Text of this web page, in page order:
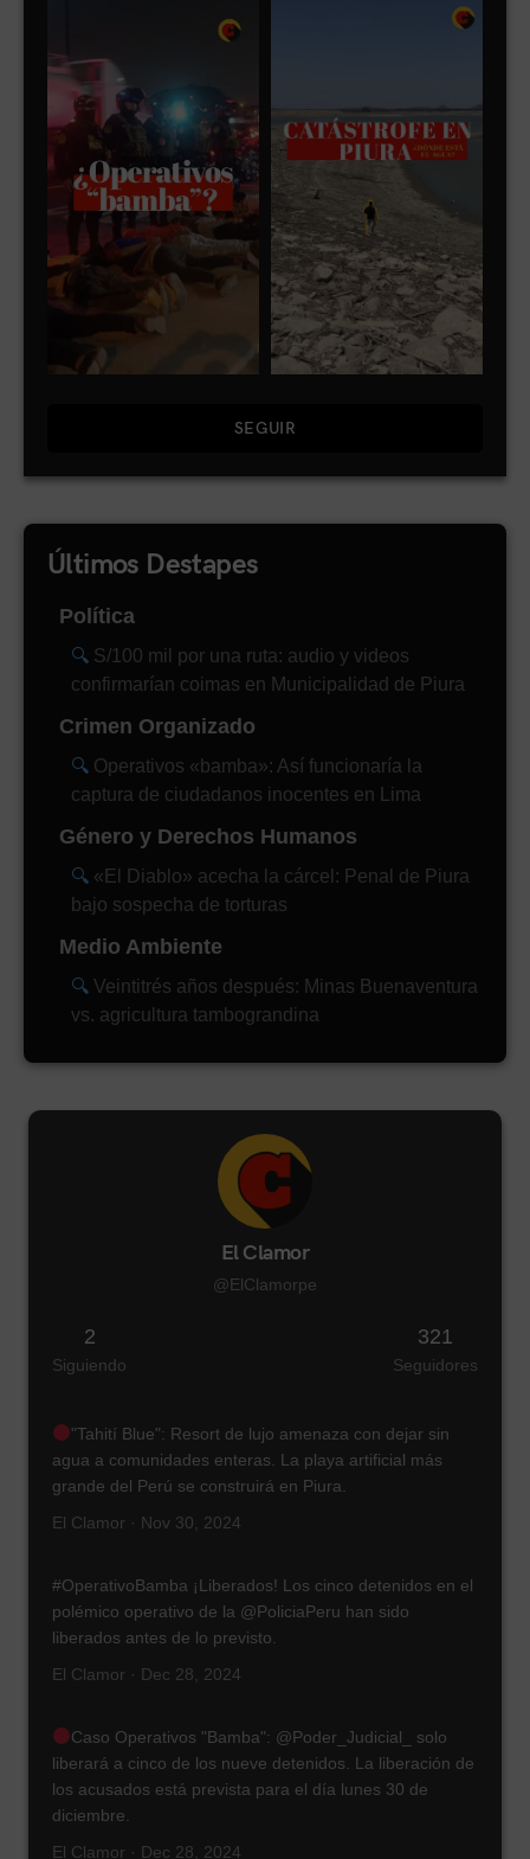
SEGUIR
Últimos Destapes
Política
S/100 mil por una ruta: audio y videos
confirmarían coimas en Municipalidad de Piura
Crimen Organizado
Operativos «bamba»: Así funcionaría la
captura de ciudadanos inocentes en Lima
Género y Derechos Humanos
«El Diablo» acecha la cárcel: Penal de Piura
bajo sospecha de torturas
Medio Ambiente
Veintitrés años después: Minas Buenaventura
vs. agricultura tambograndina
El Clamor
@ElClamorpe
2
Siguiendo
321
Seguidores
"Tahití Blue": Resort de lujo amenaza con dejar sin
agua a comunidades enteras. La playa artificial más
grande del Perú se construirá en Piura.
El Clamor · Nov 30, 2024
#OperativoBamba ¡Liberados! Los cinco detenidos en el
polémico operativo de la @PoliciaPeru han sido
liberados antes de lo previsto.
El Clamor · Dec 28, 2024
Caso Operativos "Bamba": @Poder_Judicial_ solo
liberará a cinco de los nueve detenidos. La liberación de
los acusados está prevista para el día lunes 30 de
diciembre.
El Clamor · Dec 28, 2024